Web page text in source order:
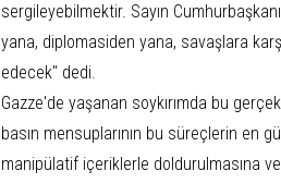
sergileyebilmektir. Sayın
yana, diplomasiden yana, savaşlara
edecek" dedi.
Gazze'de yaşanan soykırımda bu
basın mensuplarının bu süreçlerin en
manipülatif içeriklerle doldurulmasına